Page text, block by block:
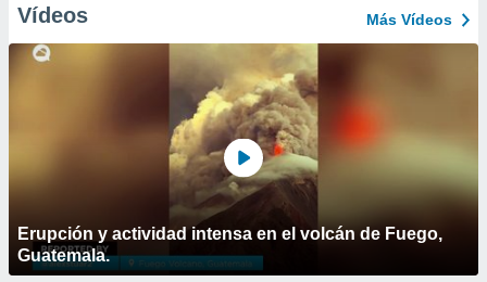
Vídeos Más Vídeos
Erupción y actividad intensa en el volcán de Fuego,
Guatemala.